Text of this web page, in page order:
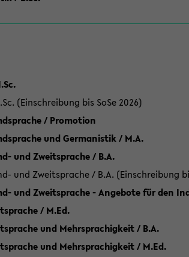
(Einschreibung bis SoSe 2026)
/ Promotion
und Germanistik / M.A.
und Zweitsprache / B.A.
und Zweitsprache / B.A. (Einschreibung
und Zweitsprache - Angebote für den
/ M.Ed.
und Mehrsprachigkeit / B.A.
und Mehrsprachigkeit / M.Ed.